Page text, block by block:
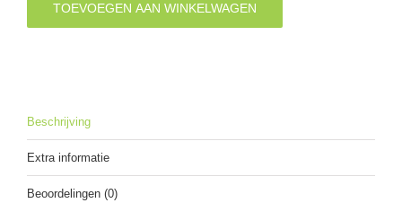
-
Corten
TOEVOEGEN AAN WINKELWAGEN
Beschrijving
Extra informatie
Beoordelingen (0)